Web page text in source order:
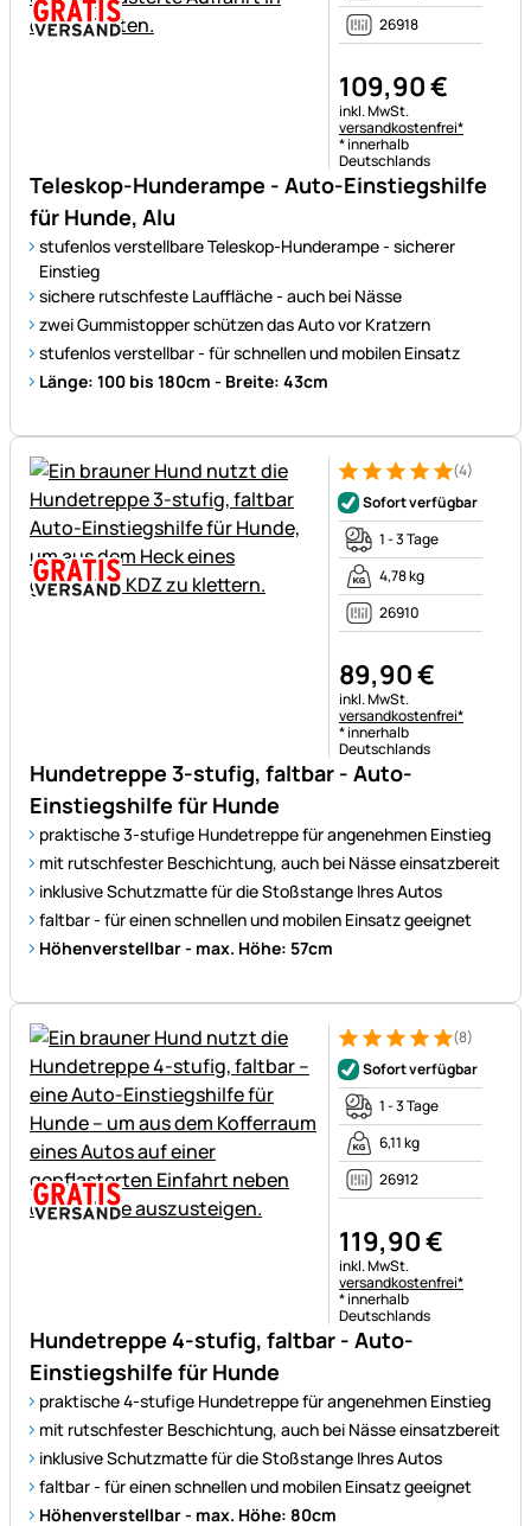
Teleskop-Hunderampe - Auto-Einstiegshilfe
für Hunde, Alu
stufenlos verstellbare Teleskop-Hunderampe - sicherer
Einstieg
sichere rutschfeste Lauffläche - auch bei Nässe
zwei Gummistopper schützen das Auto vor Kratzern
stufenlos verstellbar - für schnellen und mobilen Einsatz
Länge: 100 bis 180cm - Breite: 43cm
26918
109,90€
Steuerhinweis:
inkl. MwSt.
versandkostenfrei*
* innerhalb
Deutschlands
Hundetreppe 3-stufig, faltbar - Auto-
Einstiegshilfe für Hunde
praktische 3-stufige Hundetreppe für angenehmen Einstieg
mit rutschfester Beschichtung, auch bei Nässe einsatzbereit
inklusive Schutzmatte für die Stoßstange Ihres Autos
faltbar - für einen schnellen und mobilen Einsatz geeignet
Höhenverstellbar - max. Höhe: 57cm
Bewertung: 5 von 5 (4
4 Bewertungen
(4)
Sofort verfügbar
1 - 3 Tage
4,78 kg
26910
89,90€
Steuerhinweis:
inkl. MwSt.
versandkostenfrei*
* innerhalb
Deutschlands
Hundetreppe 4-stufig, faltbar - Auto-
Einstiegshilfe für Hunde
praktische 4-stufige Hundetreppe für angenehmen Einstieg
mit rutschfester Beschichtung, auch bei Nässe einsatzbereit
inklusive Schutzmatte für die Stoßstange Ihres Autos
faltbar - für einen schnellen und mobilen Einsatz geeignet
Höhenverstellbar - max. Höhe: 80cm
Bewertung: 5 von 5 (8
8 Bewertungen
(8)
Sofort verfügbar
1 - 3 Tage
6,11 kg
26912
119,90€
Steuerhinweis:
inkl. MwSt.
versandkostenfrei*
* innerhalb
Deutschlands